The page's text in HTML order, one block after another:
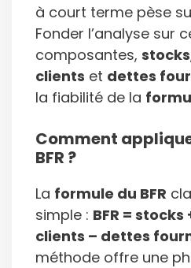
à court terme pèse
Fonder l’analyse sur
composantes, stocks
clients et dettes
la fiabilité de la
Comment
BFR ?
La formule du BFR
simple : BFR =
clients – dettes
méthode offre une